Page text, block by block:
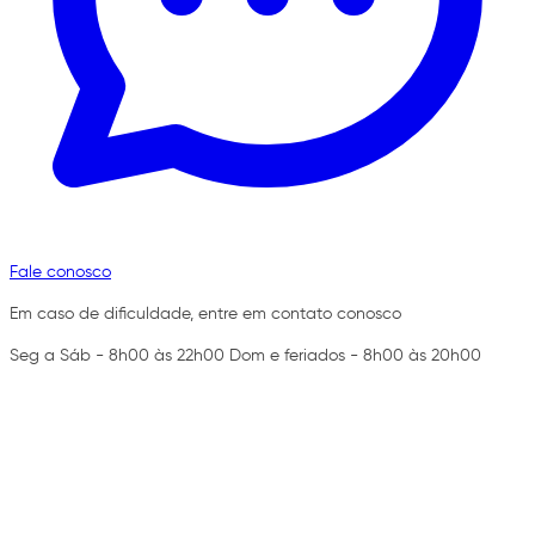
Fale conosco
Em caso de dificuldade, entre em contato conosco
Seg a Sáb - 8h00 às 22h00 Dom e feriados - 8h00 às 20h00